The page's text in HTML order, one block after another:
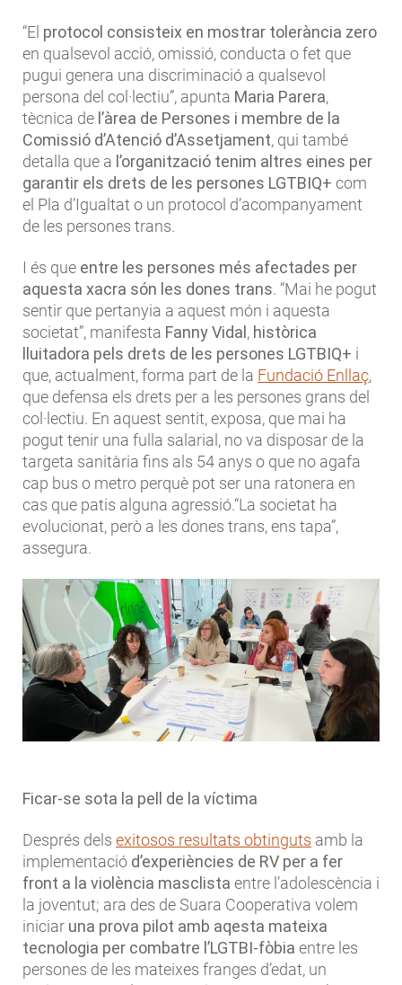
“El protocol consisteix en mostrar tolerància zero
en qualsevol acció, omissió, conducta o fet que
pugui genera una discriminació a qualsevol
persona del col·lectiu”, apunta Maria Parera,
tècnica de l’àrea de Persones i membre de la
Comissió d’Atenció d’Assetjament, qui també
detalla que a l’organització tenim altres eines per
garantir els drets de les persones LGTBIQ+ com
el Pla d’Igualtat o un protocol d’acompanyament
de les persones trans.
I és que entre les persones més afectades per
aquesta xacra són les dones trans. “Mai he pogut
sentir que pertanyia a aquest món i aquesta
societat”, manifesta Fanny Vidal , històrica
lluitadora pels drets de les persones LGTBIQ+ i
que, actualment, forma part de la Fundació Enllaç,
que defensa els drets per a les persones grans del
col·lectiu. En aquest sentit, exposa, que mai ha
pogut tenir una fulla salarial, no va disposar de la
targeta sanitària fins als 54 anys o que no agafa
cap bus o metro perquè pot ser una ratonera en
cas que patis alguna agressió.“La societat ha
evolucionat, però a les dones trans, ens tapa”,
assegura.
Ficar-se sota la pell de la víctima
Després dels exitosos resultats obtinguts amb la
implementació d’experiències de RV per a fer
front a la violència masclista entre l’adolescència i
la joventut; ara des de Suara Cooperativa volem
iniciar una prova pilot amb aqesta mateixa
tecnologia per combatre l’LGTBI-fòbia entre les
persones de les mateixes franges d’edat, un